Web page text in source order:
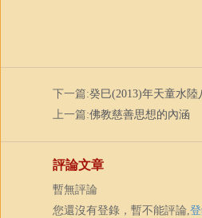
下一篇:癸巳(2013)年天童水
上一篇:佛教慈善思想的內涵
評論文章
暫無評論
您還沒有登錄，暫不能評論,